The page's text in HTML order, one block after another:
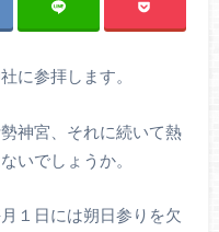
に参拝します。
神宮、それに続いて熱
いでしょうか。
１日には朔日参りを欠